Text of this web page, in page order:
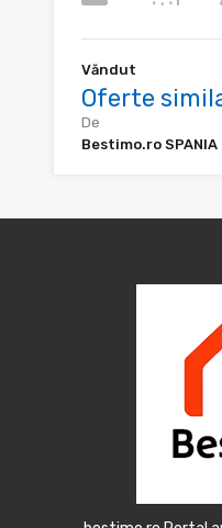
Văndut
Oferte
De
Bestimo.ro SPANIA